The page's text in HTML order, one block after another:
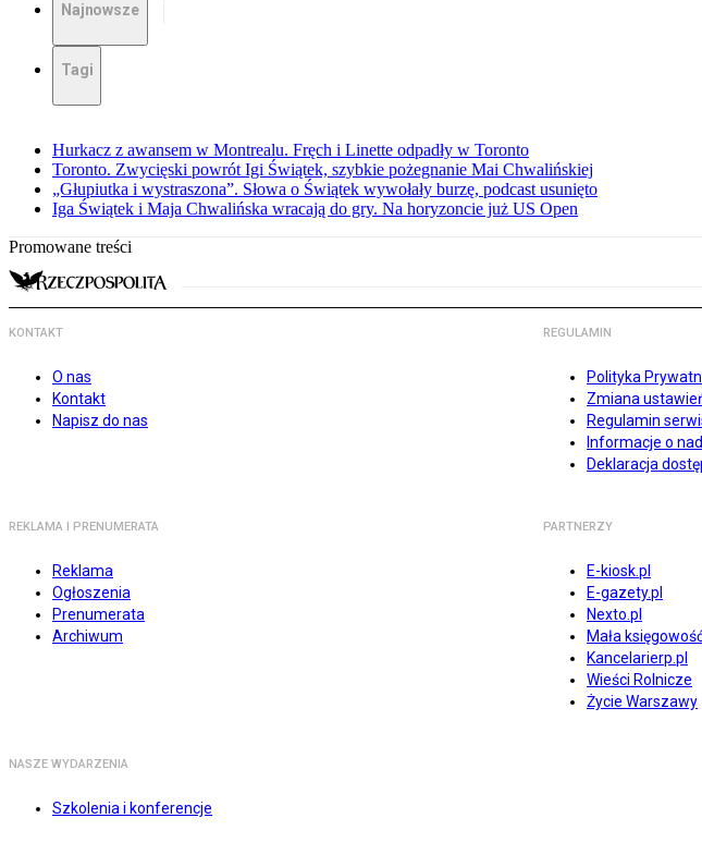
Najnowsze
Tagi
Hurkacz z awansem w Montrealu. Fręch i Linette odpadły w Toronto
Toronto. Zwycięski powrót Igi Świątek, szybkie pożegnanie Mai Chwalińskiej
„Głupiutka i wystraszona”. Słowa o Świątek wywołały burzę, podcast usunięto
Iga Świątek i Maja Chwalińska wracają do gry. Na horyzoncie już US Open
Promowane treści
KONTAKT
O nas
Kontakt
Napisz do nas
REGULAMIN
Polityka
Zmiana
Regulamin
Informacje o
Deklaracja
REKLAMA I PRENUMERATA
Reklama
Ogłoszenia
Prenumerata
Archiwum
PARTNERZY
E-kiosk.pl
E-gazety.pl
Nexto.pl
Mała
Kancelarierp.pl
Wieści Rolnicze
Życie Warszawy
NASZE WYDARZENIA
Szkolenia i konferencje